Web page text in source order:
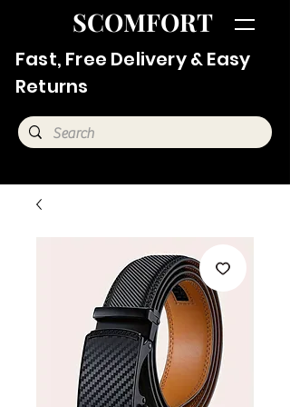
SCOMFORT
Fast, Free Delivery & Easy
Returns